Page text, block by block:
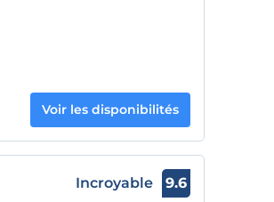
Voir les disponibilités
Incroyable 9.6